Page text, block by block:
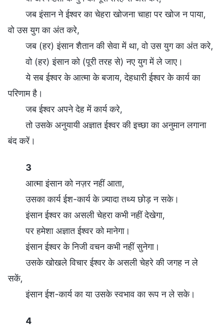
जब इंसान ने ईश्वर का चेहरा खोजना चाहा पर खोज न पाया,
वो उस युग का अंत करे,
जब (हर) इंसान शैतान की सेवा में था, वो उस युग का अंत करे,
वो (हर) इंसान को (पूरी तरह से) नए युग में ले जाए।
ये सब ईश्वर के आत्मा के बजाय, देहधारी ईश्वर के कार्य का
परिणाम है।
जब ईश्वर अपने देह में कार्य करे,
तो उसके अनुयायी अज्ञात ईश्वर की इच्छा का अनुमान लगाना
बंद करें।
3
आत्मा इंसान को नज़र नहीं आता,
उसका कार्य ईश-कार्य के ज़्यादा तथ्य छोड़ न सके।
इंसान ईश्वर का असली चेहरा कभी नहीं देखेगा,
पर हमेशा अज्ञात ईश्वर को मानेगा।
इंसान ईश्वर के निजी वचन कभी नहीं सुनेगा।
उसके खोखले विचार ईश्वर के असली चेहरे की जगह न ले
सकें,
इंसान ईश-कार्य का या उसके स्वभाव का रूप न ले सके।
4